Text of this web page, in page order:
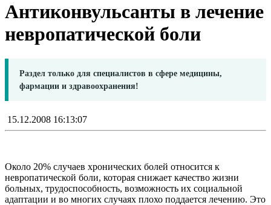
Антиконвульсанты в лечение
невропатической боли
Раздел только для специалистов в сфере медицины,
фармации и здравоохранения!
15.12.2008 16:13:07
Около 20% случаев хронических болей относится к
невропатической боли, которая снижает качество жизни
больных, трудоспособность, возможность их социальной
адаптации и во многих случаях плохо поддается лечению. Это